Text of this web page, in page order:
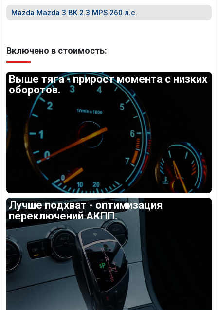
Mazda Mazda 3 BK 2.3 MPS 260 л.с.
Включено в стоимость:
Выше тяга - прирост момента с низких
оборотов.
Лучше подхват - оптимизация
переключений АКПП.